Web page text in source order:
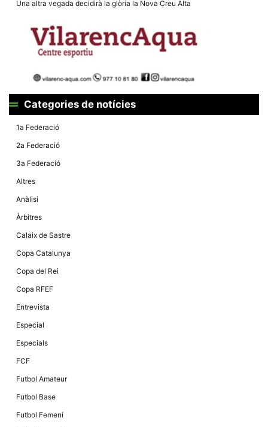
Una altra vegada decidirà la glòria la Nova Creu Alta
Categories de notícies
1a Federació
2a Federació
3a Federació
Altres
Anàlisi
Àrbitres
Calaix de Sastre
Copa Catalunya
Copa del Rei
Copa RFEF
Entrevista
Especial
Especials
FCF
Futbol Amateur
Futbol Base
Futbol Femení